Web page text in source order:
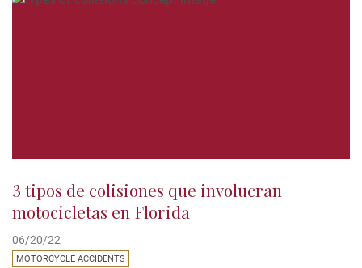
carretera que...
3 tipos de colisiones que involucran
motocicletas en Florida
06/20/22
MOTORCYCLE ACCIDENTS